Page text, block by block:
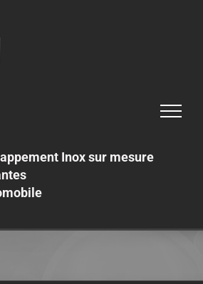
Inox sur mesure